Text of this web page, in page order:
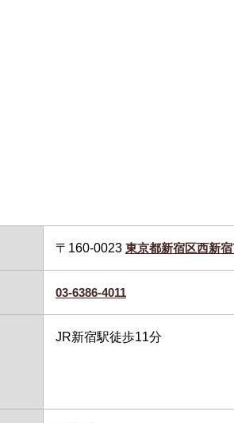
〒160-0023 東京都新宿区西新
03-6386-4011
JR新宿駅徒歩11分